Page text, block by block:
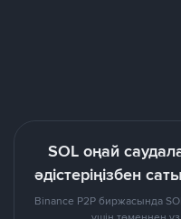
SOL оңай
әдістеріңізбен
Binance P2P биржасында